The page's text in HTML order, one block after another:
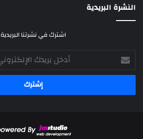
النشرة البريدية
اشترك في نشرتنا البريدية
أدخل
بريدك
الإلكتروني